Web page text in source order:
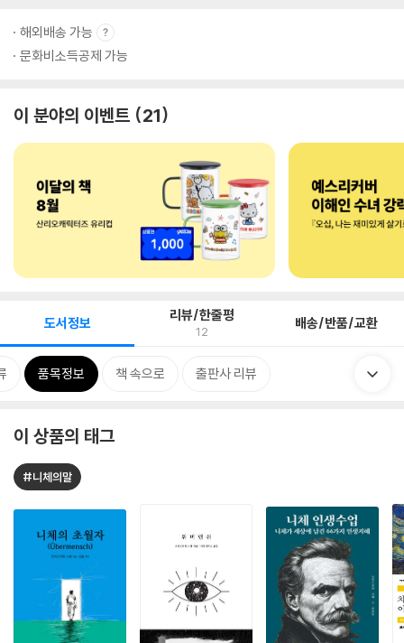
해외배송 가능
문화비소득공제 가능
이 분야의 이벤트 21
도서정보 리뷰/한줄평
12 배송/반품/교환
품목정보 책 속으로 출판사 리뷰
이 상품의 태그
#니체의말